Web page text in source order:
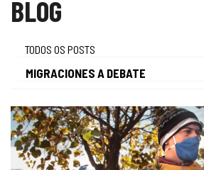
gestão
BLOG
TODOS OS POSTS
MIGRACIONES A DEBATE